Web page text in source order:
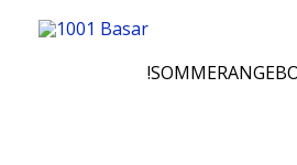
Inhalt